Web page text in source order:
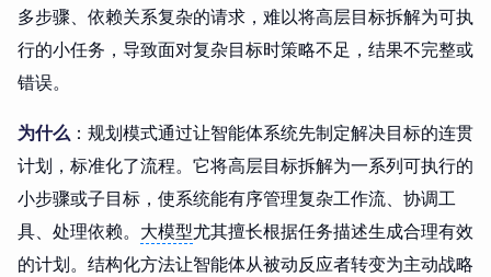
多步骤、依赖关系复杂的请求，难以将高层目标拆解为可执
行的小任务，导致面对复杂目标时策略不足，结果不完整或
错误。
为什么 ：规划模式通过让智能体系统先制定解决目标的连贯
计划，标准化了流程。它将高层目标拆解为一系列可执行的
小步骤或子目标，使系统能有序管理复杂工作流、协调工
具、处理依赖。 大模型尤其擅长根据任务描述生成合理有效
的计划。结构化方法让智能体从被动反应者转变为主动战略